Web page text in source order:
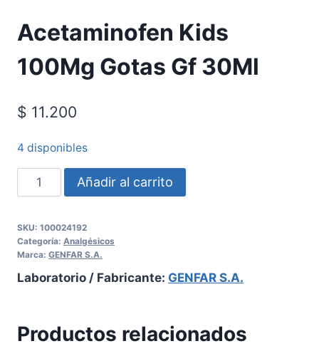
Acetaminofen Kids
100Mg Gotas Gf 30Ml
$ 11.200
4 disponibles
Añadir al carrito
SKU: 100024192
Categoría: Analgésicos
Marca: GENFAR S.A.
Laboratorio / Fabricante: GENFAR S.A.
Productos relacionados